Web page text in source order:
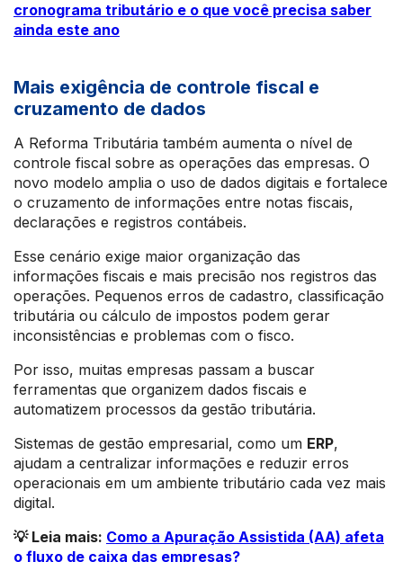
cronograma tributário e o que você precisa saber
ainda este ano
Mais exigência de controle fiscal e
cruzamento de dados
A Reforma Tributária também aumenta o nível de
controle fiscal sobre as operações das empresas. O
novo modelo amplia o uso de dados digitais e fortalece
o cruzamento de informações entre notas fiscais,
declarações e registros contábeis.
Esse cenário exige maior organização das
informações fiscais e mais precisão nos registros das
operações. Pequenos erros de cadastro, classificação
tributária ou cálculo de impostos podem gerar
inconsistências e problemas com o fisco.
Por isso, muitas empresas passam a buscar
ferramentas que organizem dados fiscais e
automatizem processos da gestão tributária.
Sistemas de gestão empresarial, como um ERP,
ajudam a centralizar informações e reduzir erros
operacionais em um ambiente tributário cada vez mais
digital.
💡 Leia mais: Como a Apuração Assistida (AA) afeta
o fluxo de caixa das empresas?